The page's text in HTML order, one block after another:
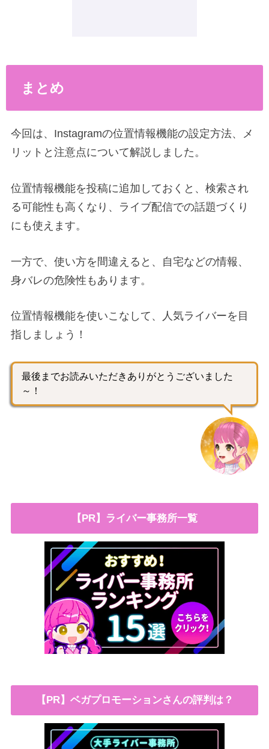
まとめ
今回は、Instagramの位置情報機能の設定方法、メ
リットと注意点について解説しました。
位置情報機能を投稿に追加しておくと、検索され
る可能性も高くなり、ライブ配信での話題づくり
にも使えます。
一方で、使い方を間違えると、自宅などの情報、
身バレの危険性もあります。
位置情報機能を使いこなして、人気ライバーを目
指しましょう！
最後までお読みいただきありがとうございました
～！
【PR】ライバー事務所一覧
【PR】ベガプロモーションさんの評判は？